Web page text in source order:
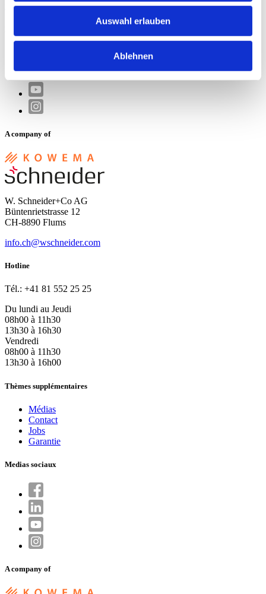
Auswahl erlauben
Ablehnen
info.ch@wschneider.com
A company of
W. Schneider+Co AG
Büntenrietstrasse 12
CH-8890 Flums
info.ch@wschneider.com
Hotline
Tél.: +41 81 552 25 25
Du lundi au Jeudi
08h00 à 11h30
13h30 à 16h30
Vendredi
08h00 à 11h30
13h30 à 16h00
Thèmes supplémentaires
Médias
Contact
Jobs
Garantie
Medias sociaux
A company of